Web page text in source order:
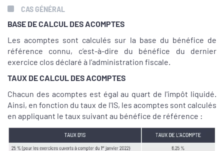
CAS GÉNÉRAL
BASE DE CALCUL DES ACOMPTES
Les acomptes sont calculés sur la base du bénéfice de
référence connu, c’est-à-dire du bénéfice du dernier
exercice clos déclaré à l’administration fiscale.
TAUX DE CALCUL DES ACOMPTES
Chacun des acomptes est égal au quart de l'impôt liquidé.
Ainsi, en fonction du taux de l'IS, les acomptes sont calculés
en appliquant le taux suivant au bénéfice de référence :